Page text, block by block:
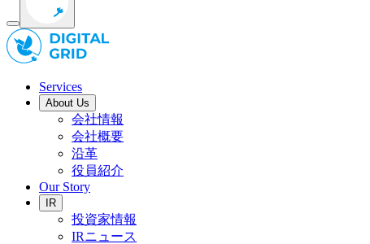
Services
About Us
会社情報
会社概要
沿革
役員紹介
Our Story
IR
投資家情報
IRニュース